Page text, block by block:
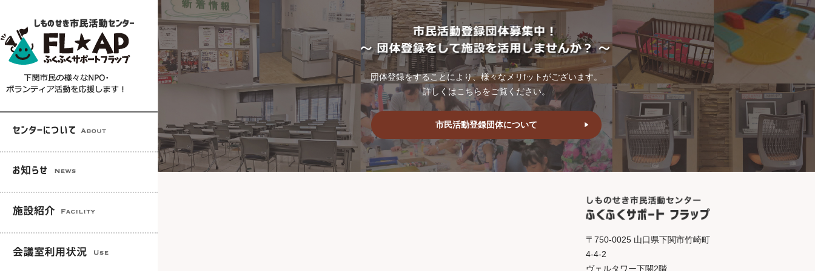
団体登録をすることにより、様々なメリfットがございます。
詳しくはこちらをご覧ください。
市民活動登録団体について
〒750-0025 山口県下関市竹崎町
4-4-2
ヴェルタワー下関2階